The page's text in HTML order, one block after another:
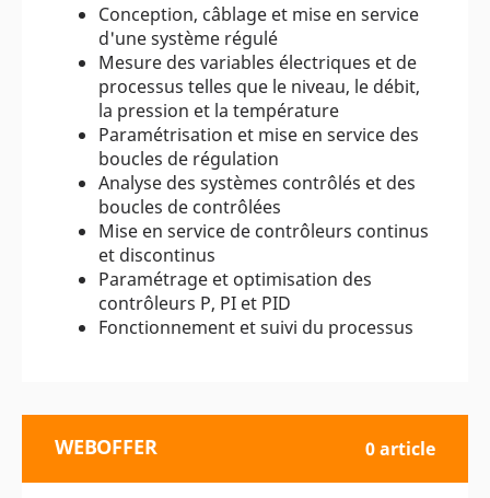
Conception, câblage et mise en service
d'une système régulé
Mesure des variables électriques et de
processus telles que le niveau, le débit,
la pression et la température
Paramétrisation et mise en service des
boucles de régulation
Analyse des systèmes contrôlés et des
boucles de contrôlées
Mise en service de contrôleurs continus
et discontinus
Paramétrage et optimisation des
contrôleurs P, PI et PID
Fonctionnement et suivi du processus
WEBOFFER 0 article